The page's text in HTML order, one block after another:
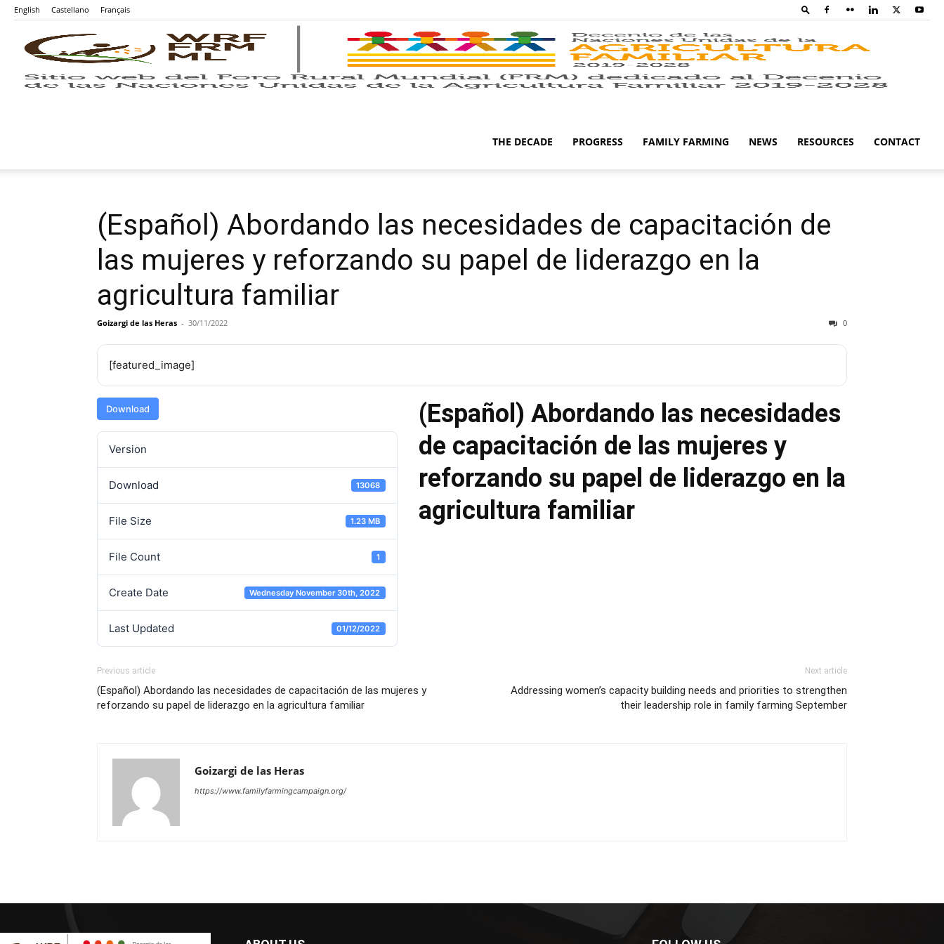
English Castellano Français
THE DECADE PROGRESS FAMILY FARMING NEWS RESOURCES CONTACT
(Español) Abordando las necesidades de capacitación de
las mujeres y reforzando su papel de liderazgo en la
agricultura familiar
Goizargi de las Heras - 30/11/2022 0
[featured_image]
Download
Version
Download 13068
File Size 1.23 MB
File Count 1
Create Date Wednesday November 30th, 2022
Last Updated 01/12/2022
(Español) Abordando las necesidades
de capacitación de las mujeres y
reforzando su papel de liderazgo en la
agricultura familiar
Previous article
(Español) Abordando las necesidades de capacitación de las mujeres y
reforzando su papel de liderazgo en la agricultura familiar
Next article
Addressing women’s capacity building needs and priorities to strengthen
their leadership role in family farming September
Goizargi de las Heras
https://www.familyfarmingcampaign.org/